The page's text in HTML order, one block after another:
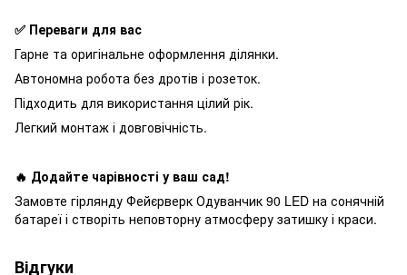
✅ Переваги для вас
Гарне та оригінальне оформлення ділянки.
Автономна робота без дротів і розеток.
Підходить для використання цілий рік.
Легкий монтаж і довговічність.
🔥 Додайте чарівності у ваш сад!
Замовте гірлянду Фейєрверк Одуванчик 90 LED на сонячній
батареї і створіть неповторну атмосферу затишку і краси.
Відгуки